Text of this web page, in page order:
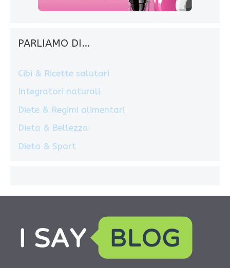
PARLIAMO DI…
Cibi & Ricette salutari
Integratori naturali
Diete & Regimi alimentari
Dieta & Bellezza
Dieta & Sport